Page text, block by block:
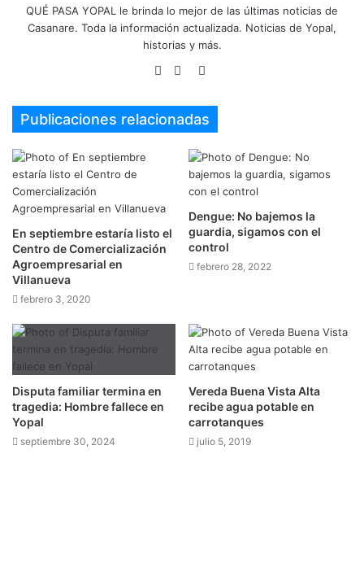
QUÉ PASA YOPAL le brinda lo mejor de las últimas noticias de
Casanare. Toda la información actualizada. Noticias de Yopal,
historias y más.
Sitio Facebook
Twitter
Publicaciones relacionadas
En septiembre estaría listo el
Centro de Comercialización
Agroempresarial en
Villanueva
febrero 3, 2020
Dengue: No bajemos la
guardia, sigamos con el
control
febrero 28, 2022
Disputa familiar termina en
tragedia: Hombre fallece en
Yopal
septiembre 30, 2024
Vereda Buena Vista Alta
recibe agua potable en
carrotanques
julio 5, 2019